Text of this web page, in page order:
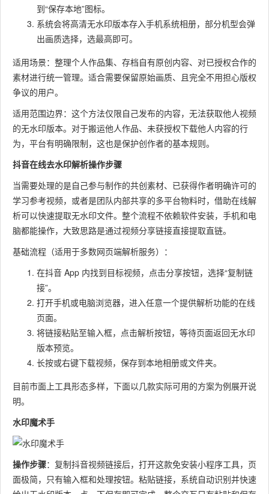
到“保存本地”图标。
系统会将高清无水印版本存入手机系统相册，部分机型会弹
出画质选择，选最高即可。
适用场景：整理个人作品集、存档自有原创内容、对已授权合作的
素材进行统一管理。适合需要保留原始画质、且完全不用担心版权
争议的用户。
适用范围边界：这个方法仅限自己发布的内容，无法获取他人视频
的无水印版本。对于搬运他人作品、未获授权下载他人内容的行
为，平台有明确限制，这也是保护创作者的基本规则。
抖音在线去水印解析操作步骤
当需要处理的是自己参与制作的共创素材、已获得作者明确许可的
学习参考视频，或者是团队内部共享的多平台物料时，借助在线解
析可以快速提取无水印文件。整个流程不依赖软件安装，手机和电
脑都能操作，大致思路是通过视频分享链接直接提取直链。
基础流程（适用于多数网页端解析服务）：
在抖音 App 内找到目标视频，点击分享按钮，选择“复制链
接”。
打开手机或电脑浏览器，进入任意一个提供解析功能的在线
页面。
将链接粘贴至输入框，点击解析按钮，等待页面返回无水印
版本预览。
长按或右键下载视频，保存到本地相册或文件夹。
目前市面上工具形态多样，下面以几款实际可用的方案为例展开说
明。
水印魔术手
操作步骤：复制抖音视频链接后，打开这款免安装小程序工具，页
面极简，只有输入框和处理按钮。粘贴链接，系统自动识别并快速